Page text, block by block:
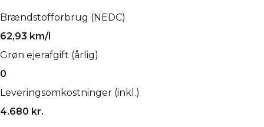
Brændstofforbrug (NEDC)
62,93 km/l
Grøn ejerafgift (årlig)
0
Leveringsomkostninger (inkl.)
4.680 kr.